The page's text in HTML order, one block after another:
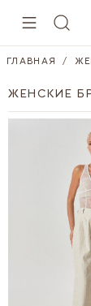
ГЛАВНАЯ /
ЖЕНСКИЕ